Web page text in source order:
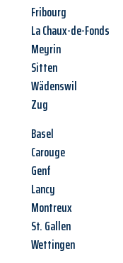
Fribourg
La Chaux-de-Fonds
Meyrin
Sitten
Wädenswil
Zug
Basel
Carouge
Genf
Lancy
Montreux
St. Gallen
Wettingen